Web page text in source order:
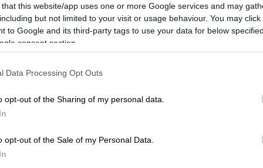
that this website/app uses one or more Google services and may
but not limited to your visit or usage behaviour. You may
to Google and its third-party tags to use your data for below
consent section.
Data Processing Opt Outs
opt-out of the Sharing of my personal data.
opt-out of the Sale of my Personal Data.
ν' αναμετρηθούν με το Παγκόσμιο
Κύπελλο Ποδοσφαίρου, που
βρίσκεται σε πλήρη εξέλιξη
Σινεμά|12.11.2022 10:14
Τα κινηματογραφικά νέα του
προβληματισμός για το σίκουελ